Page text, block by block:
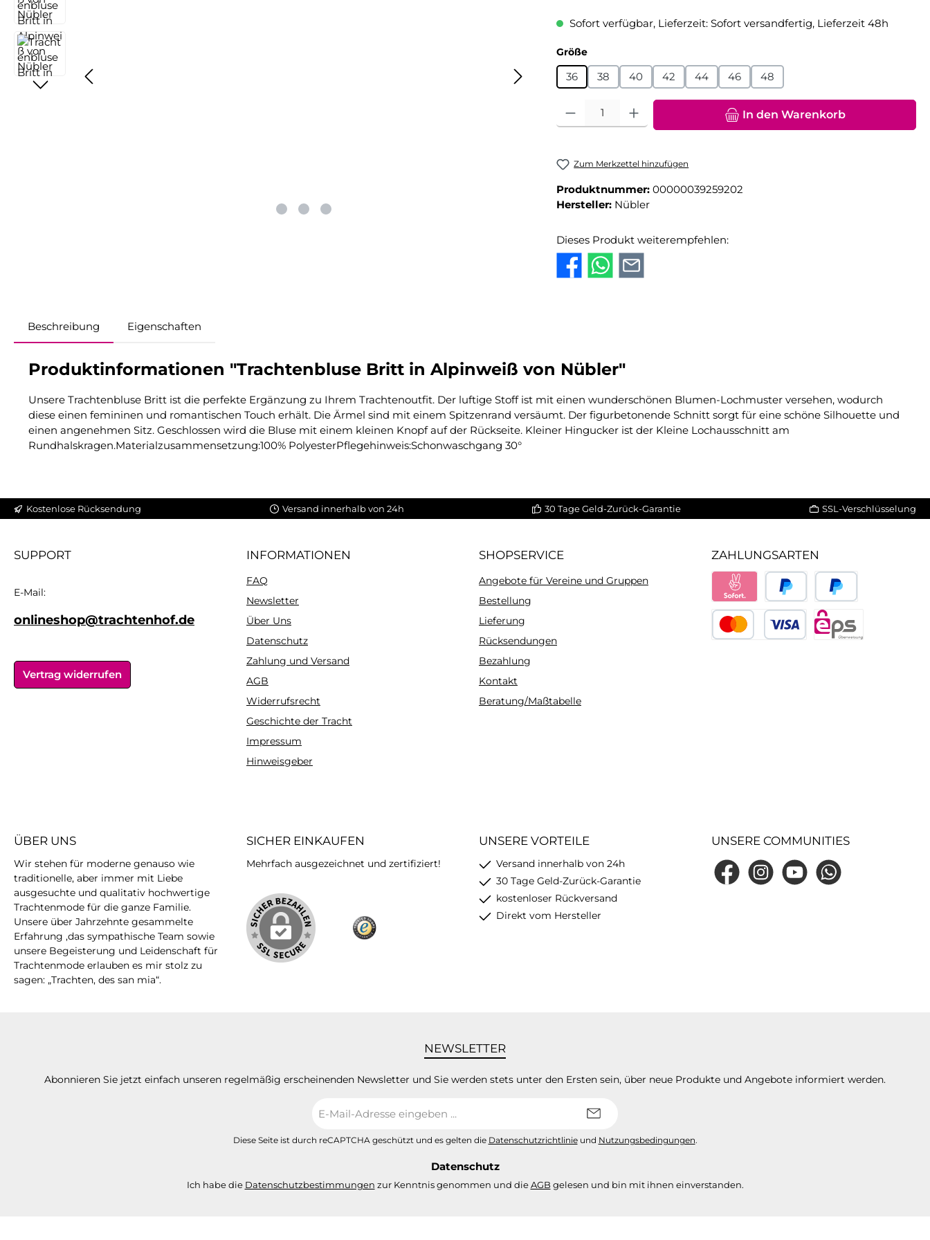
Sofort verfügbar, Lieferzeit: Sofort versandfertig, Lieferzeit 48h
Größeauswählen
36 38 40 42 44 46 48
Produkt Anzahl: Gib den gewünschten Wert ein oder benutze die
In den Warenkorb
Zum Merkzettel hinzufügen
Produktnummer: 00000039259202
Hersteller: Nübler
Dieses Produkt weiterempfehlen:
Beschreibung Eigenschaften
Produktinformationen "Trachtenbluse Britt in Alpinweiß von Nübler"
Unsere Trachtenbluse Britt ist die perfekte Ergänzung zu Ihrem Trachtenoutfit. Der luftige Stoff ist mit einen wunderschönen Blumen-Lochmuster versehen, wodurch
diese einen femininen und romantischen Touch erhält. Die Ärmel sind mit einem Spitzenrand versäumt. Der figurbetonende Schnitt sorgt für eine schöne Silhouette und
einen angenehmen Sitz. Geschlossen wird die Bluse mit einem kleinen Knopf auf der Rückseite. Kleiner Hingucker ist der Kleine Lochausschnitt am
Rundhalskragen.Materialzusammensetzung:100% PolyesterPflegehinweis:Schonwaschgang 30°
Kostenlose Rücksendung Versand innerhalb von 24h 30 Tage Geld-Zurück-Garantie SSL-Verschlüsselung
SUPPORT
E-Mail:
onlineshop@trachtenhof.de
Vertrag widerrufen
INFORMATIONEN
FAQ
Newsletter
Über Uns
Datenschutz
Zahlung und Versand
AGB
Widerrufsrecht
Geschichte der Tracht
Impressum
Hinweisgeber
SHOPSERVICE
Angebote für Vereine und Gruppen
Bestellung
Lieferung
Rücksendungen
Bezahlung
Kontakt
Beratung/Maßtabelle
ZAHLUNGSARTEN
PayPal Später bezahlen
Sofort
ÜBER UNS
Wir stehen für moderne genauso wie
traditionelle, aber immer mit Liebe
ausgesuchte und qualitativ hochwertige
Trachtenmode für die ganze Familie.
Unsere über Jahrzehnte gesammelte
Erfahrung ,das sympathische Team sowie
unsere Begeisterung und Leidenschaft für
Trachtenmode erlauben es mir stolz zu
sagen: „Trachten, des san mia“.
SICHER EINKAUFEN
Mehrfach ausgezeichnet und zertifiziert!
UNSERE VORTEILE
Versand innerhalb von 24h
30 Tage Geld-Zurück-Garantie
kostenloser Rückversand
Direkt vom Hersteller
UNSERE COMMUNITIES
FacebookInstagramYouTubeWhatsApp
NEWSLETTER
Abonnieren Sie jetzt einfach unseren regelmäßig erscheinenden Newsletter und Sie werden stets unter den Ersten sein, über neue Produkte und Angebote informiert werden.
Mail-
Adresse
Diese Seite ist durch reCAPTCHA geschützt und es gelten die Datenschutzrichtlinieund Nutzungsbedingungen.
Datenschutz
Ich habe die Datenschutzbestimmungen zur Kenntnis genommen und dieAGB gelesen und bin mit ihnen einverstanden.